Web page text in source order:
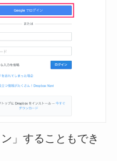
」することもでき